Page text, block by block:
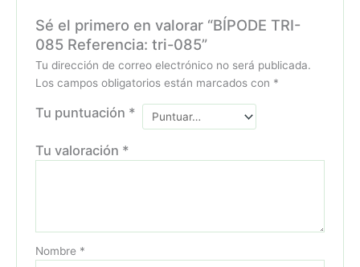
Sé el primero en valorar “BÍPODE TRI-
085 Referencia: tri-085”
Tu dirección de correo electrónico no será publicada.
Los campos obligatorios están marcados con *
Tu puntuación *
Tu valoración *
Nombre *